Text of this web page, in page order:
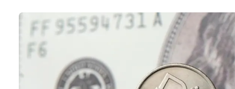
Приуральский район
Пуровский район
Тарко-Сале
Тазовский район
Шурышкарский район